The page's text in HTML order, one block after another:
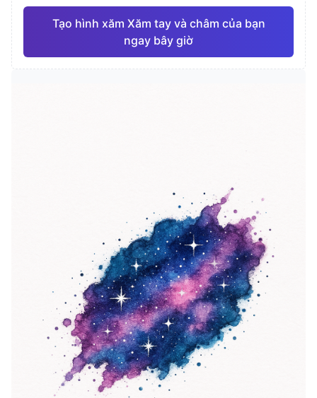
Tạo hình xăm Xăm tay và châm của bạn
ngay bây giờ